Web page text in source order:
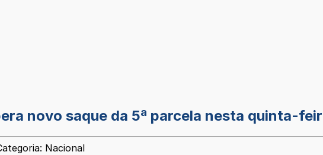
novo saque da 5ª parcela nesta quinta-
Nacional